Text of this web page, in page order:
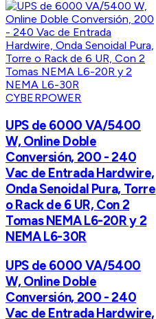
CYBERPOWER
UPS de 6000 VA/5400
W, Online Doble
Conversión, 200 - 240
Vac de Entrada Hardwire,
Onda Senoidal Pura, Torre
o Rack de 6 UR, Con 2
Tomas NEMA L6-20R y 2
NEMA L6-30R
UPS de 6000 VA/5400
W, Online Doble
Conversión, 200 - 240
Vac de Entrada Hardwire,